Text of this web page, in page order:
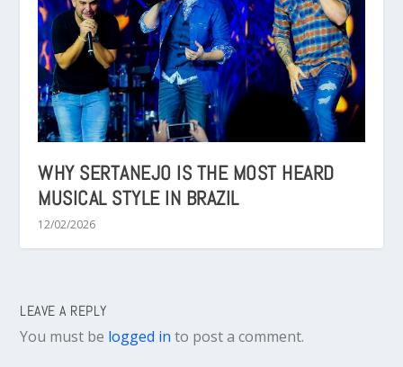
WHY SERTANEJO IS THE MOST HEARD
MUSICAL STYLE IN BRAZIL
12/02/2026
LEAVE A REPLY
You must be logged in to post a comment.